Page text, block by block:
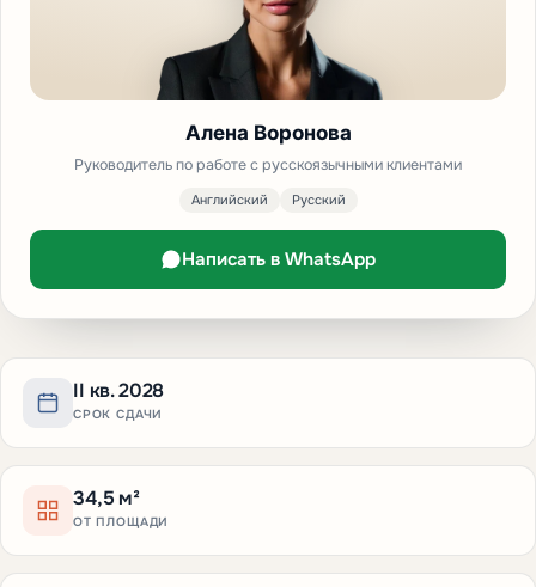
II кв. 2028
СРОК СДАЧИ
34,5 м²
ОТ ПЛОЩАДИ
Алена Воронова
Руководитель по работе с русскоязычными клиентами
Английский Русский
Написать в WhatsApp